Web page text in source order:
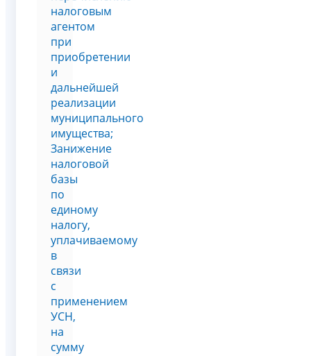
налоговым
агентом
при
приобретении
и
дальнейшей
реализации
муниципального
имущества;
Занижение
налоговой
базы
по
единому
налогу,
уплачиваемому
в
связи
с
применением
УСН,
на
сумму